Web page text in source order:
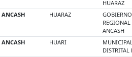
HUARAZ
ANCASH HUARAZ
GOBIERNO
REGIONAL
ANCASH
ANCASH HUARI
DISTRITAL